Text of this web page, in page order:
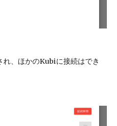
、ほかのKubiに接続はでき